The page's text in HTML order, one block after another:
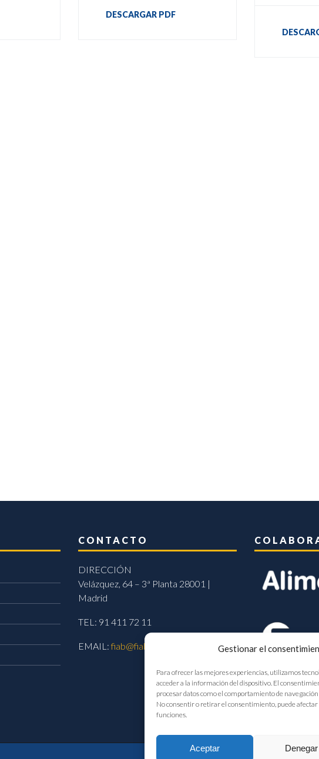
Gestionar el
Para ofrecer las mejores experiencias, utilizamos
acceder a la información del dispositivo. El
procesar datos como el comportamiento de
No consentir o retirar el consentimiento, puede
funciones.
Aceptar Denegar
DESCARGAR PDF
CONTACTO
DIRECCIÓN
Velázquez, 64 – 3ª Planta 28001 |
Madrid
TEL: 91 411 72 11
EMAIL:fiab@fiab.es